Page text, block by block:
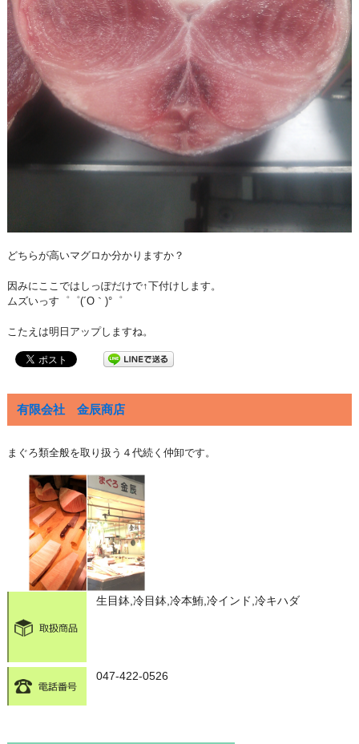
どちらが高いマグロか分かりますか？
因みにここではしっぽだけで↑下付けします。
ムズいっす゜゜(´O｀)°゜
こたえは明日アップしますね。
有限会社 金辰商店
まぐろ類全般を取り扱う４代続く仲卸です。
生目鉢,冷目鉢,冷本鮪,冷インド,冷キハダ
047-422-0526